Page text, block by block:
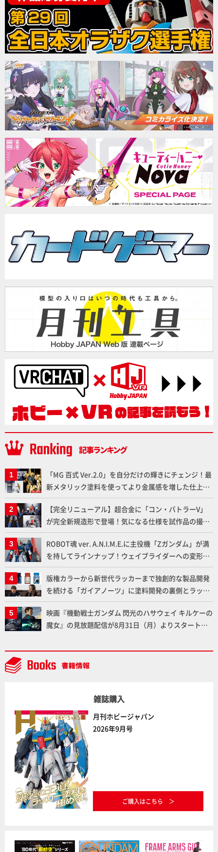
「MG 百式 Ver.2.0」を自分だけの輝きにチェンジ！最
新メタリック塗料を使ってより金属感を増した仕上が
りに!!【試し読み】
【完全リニューアル】超合金に「コン・バトラーV」
が完全新規造形で登場！気になる仕様を試作品の撮り
下ろしでご紹介!!さらに「大鉄人17」＆「ワンエイ
ト」セット情報もお届け！【超合金の魂】
ROBOT魂 ver. A.N.I.M.E.に主役機「Zガンダム」が満
を持してラインナップ！ウェイブライダーへの変形、
劇中どおりのプロポーションを再現【機動戦士Zガン
ダム】
版権カラーから新世代ラッカーまで独創的な製品開発
を続ける「ガイアノーツ」に塗料開発の裏側とラッカ
ー塗料の未来についてインタビュー！
映画『機動戦士ガンダム 閃光のハサウェイ キルケーの
魔女』の見放題配信が8月31日（月）よりスタート！
雑誌購入
月刊ホビージャパン
2026年9月号
ご購入はこちら